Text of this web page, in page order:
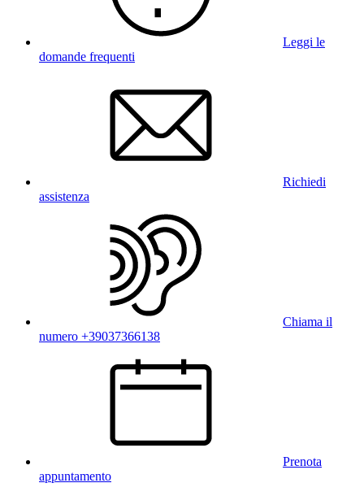
Leggi le
domande frequenti
Richiedi
assistenza
Chiama il
numero +39037366138
Prenota
appuntamento